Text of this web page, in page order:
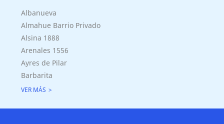
Albanueva
Almahue Barrio Privado
Alsina 1888
Arenales 1556
Ayres de Pilar
Barbarita
VER MÁS